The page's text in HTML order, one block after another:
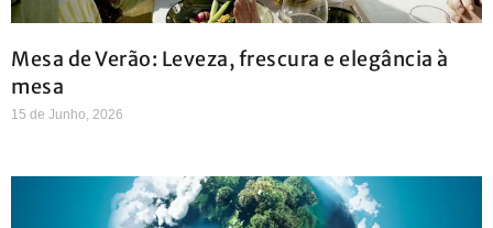
Mesa de Verão: Leveza, frescura e elegância à
mesa
15 de Junho, 2026